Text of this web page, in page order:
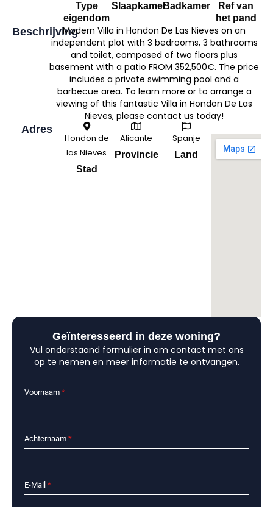
Type
eigendom
SlaapkamerBadkamer
Ref van
het pand
BeschrijvingModern Villa in Hondon De Las Nieves on an
independent plot with 3 bedrooms, 3 bathrooms
and toilet, composed of two floors plus
basement with a patio FROM 352,500€. The price
includes a private swimming pool and a
barbecue area. To learn more or to arrange a
viewing of this fantastic Villa in Hondon De Las
Nieves, please contact us today!
Adres
Hondon de
las Nieves
Stad
Alicante
Provincie
Spanje
Land
Geïnteresseerd in deze woning?
Vul onderstaand formulier in om contact met ons
op te nemen en meer informatie te ontvangen.
Voornaam *
Achternaam *
E-Mail *